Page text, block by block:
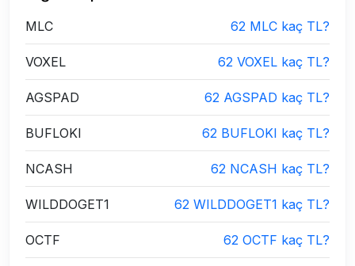
MLC 62 MLC kaç TL?
VOXEL 62 VOXEL kaç TL?
AGSPAD 62 AGSPAD kaç TL?
BUFLOKI 62 BUFLOKI kaç TL?
NCASH 62 NCASH kaç TL?
WILDDOGET1 62 WILDDOGET1 kaç TL?
OCTF 62 OCTF kaç TL?